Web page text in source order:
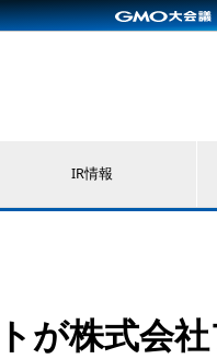
IR情報
が株式会